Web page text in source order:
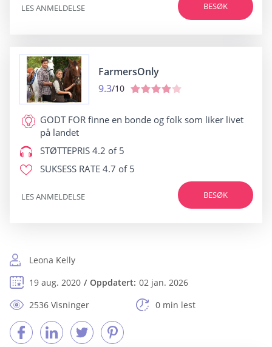
BESØK
LES ANMELDELSE
FarmersOnly
9.3/10
GODT FOR finne en bonde og folk som liker livet
på landet
STØTTEPRIS 4.2 of 5
SUKSESS RATE 4.7 of 5
BESØK
LES ANMELDELSE
Leona Kelly
19 aug. 2020
Oppdatert: 02 jan. 2026
2536 Visninger
0 min lest